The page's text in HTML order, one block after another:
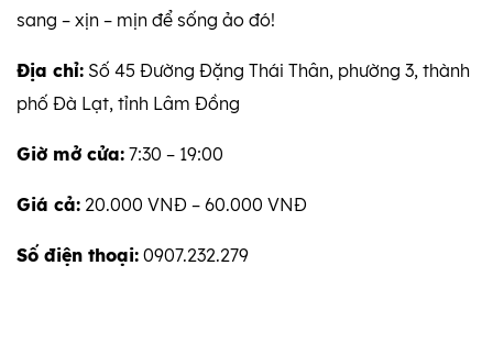
sang – xịn – mịn để sống ảo đó!
Địa chỉ: Số 45 Đường Đặng Thái Thân, phường 3, thành
phố Đà Lạt, tỉnh Lâm Đồng
Giờ mở cửa: 7:30 – 19:00
Giá cả: 20.000 VNĐ – 60.000 VNĐ
Số điện thoại: 0907.232.279